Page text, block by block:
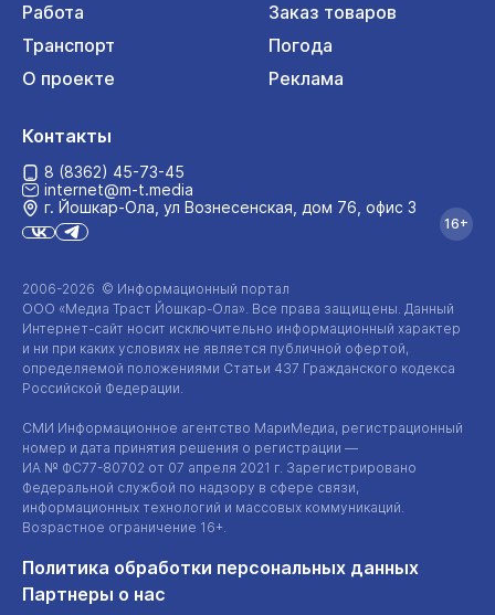
Работа
Заказ товаров
Транспорт
Погода
О проекте
Реклама
2006-2026 © Информационный портал
ООО «Медиа Траст Йошкар-Ола». Все права защищены. Данный
Интернет-сайт носит исключительно информационный характер
и ни при каких условиях не является публичной офертой,
определяемой положениями Статьи 437 Гражданского кодекса
Российской Федерации.
СМИ Информационное агентство МариМедиа, регистрационный
номер и дата принятия решения о регистрации —
ИА № ФС77-80702 от 07 апреля 2021 г. Зарегистрировано
Федеральной службой по надзору в сфере связи,
информационных технологий и массовых коммуникаций.
Возрастное ограничение 16+.
Политика обработки персональных данных
Партнеры о нас
Контакты
8 (8362) 45-73-45
internet@m-t.media
г. Йошкар‑Ола, ул Вознесенская, дом 76, офис 3
16+